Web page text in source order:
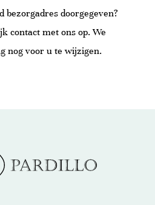
bezorgadres doorgegeven?
contact met ons op. We
nog voor u te wijzigen.